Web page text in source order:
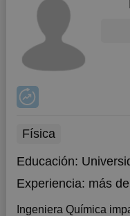
Física
Educación:
Experiencia: más
Ingeniera Química